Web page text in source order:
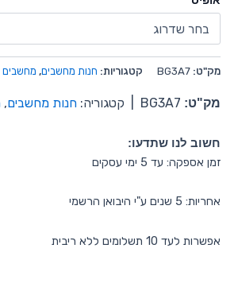
מק"ט:BG3A7 קטגוריות: חנות מחשבים, מחשבים
מק"ט: קטגוריה:חנות מחשבים,
חשוב לנו שתדעו:
זמן אספקה: עד 5 ימי עסקים
אחריות: 5 שנים ע"י היבואן הרשמי
אפשרות לעד 10 תשלומים ללא ריבית